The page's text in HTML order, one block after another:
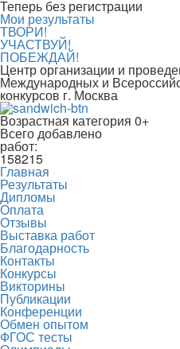
Теперь без регистрации
Мои результаты
ТВОРИ!
УЧАСТВУЙ!
ПОБЕЖДАЙ!
Центр организации и
Международных и
конкурсов г. Москва
Возрастная категория 0+
Всего добавлено
работ:
158215
Главная
Результаты
Дипломы
Оплата
Отзывы
Выставка работ
Благодарность
Контакты
Конкурсы
Викторины
Публикации
Конференции
Обмен опытом
ФГОС тесты